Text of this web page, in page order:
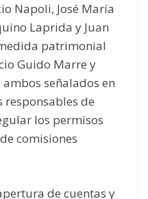
Napoli, José María
Laprida y Juan
patrimonial
Guido Marre y
señalados en
responsables de
los permisos
comisiones
de cuentas y